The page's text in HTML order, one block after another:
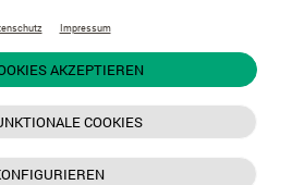
Impressum
AKZEPTIEREN
COOKIES